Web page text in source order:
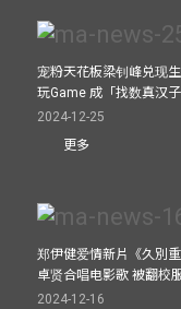
宠粉天花板梁钊峰兑现
玩Game 成「找数真汉
2024-12-25
更多
郑伊健爱情新片《久別
卓贤合唱电影歌 被翻校
2024-12-16